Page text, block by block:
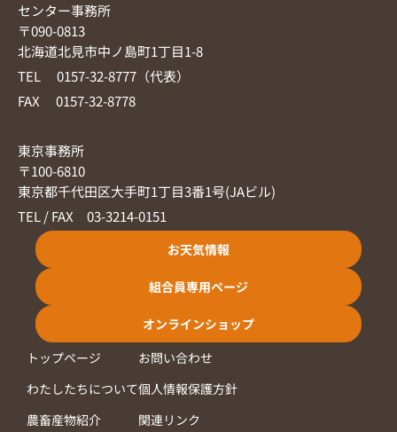
センター事務所
〒090-0813
北海道北見市中ノ島町1丁目1-8
TEL 0157-32-8777（代表）
FAX 0157-32-8778
東京事務所
〒100-6810
東京都千代田区大手町1丁目3番1号(JAビル)
TEL / FAX 03-3214-0151
お天気情報
組合員専用ページ
オンラインショップ
トップページ
わたしたちについて
農畜産物紹介
お問い合わせ
個人情報保護方針
関連リンク